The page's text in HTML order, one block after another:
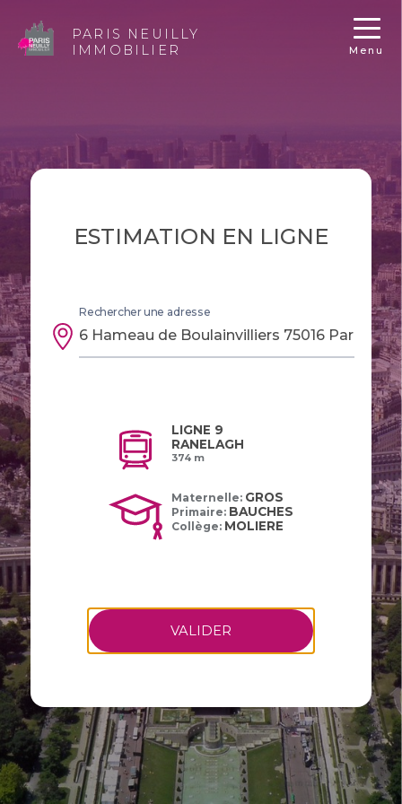
PARIS NEUILLY
IMMOBILIER
Menu
ESTIMATION EN LIGNE
Rechercher une adresse
LIGNE 9
RANELAGH
374 m
Maternelle: GROS
Primaire: BAUCHES
Collège: MOLIERE
VALIDER